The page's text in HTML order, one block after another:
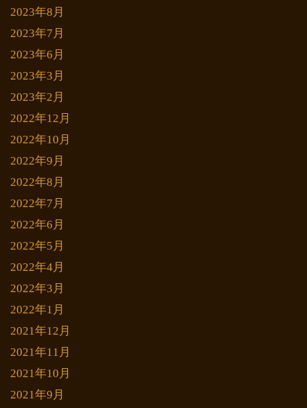
2023年8月
2023年7月
2023年6月
2023年3月
2023年2月
2022年12月
2022年10月
2022年9月
2022年8月
2022年7月
2022年6月
2022年5月
2022年4月
2022年3月
2022年1月
2021年12月
2021年11月
2021年10月
2021年9月